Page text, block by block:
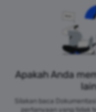
Apakah Anda
Silakan baca
pertanyaan yang tidak